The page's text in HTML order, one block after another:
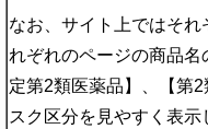
なお、サイト上ではそ
れぞれのページの商品
定第2類医薬品】、【第
スク区分を見やすく表示